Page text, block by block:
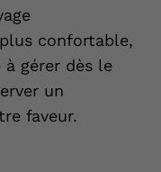
confortable,
gérer dès le
un
faveur.